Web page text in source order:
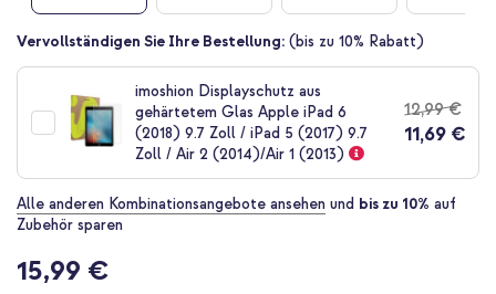
Zum
Bildgalerie
Vervollständigen Sie Ihre Bestellung: (bis zu 10% Rabatt)
imoshion Displayschutz aus
gehärtetem Glas Apple iPad 6
(2018) 9.7 Zoll / iPad 5 (2017) 9.7
Zoll / Air 2 (2014)/Air 1 (2013)
12,99 €
11,69 €
Alle anderen Kombinationsangebote ansehen und bis zu 10% auf
Zubehör sparen
15,99 €